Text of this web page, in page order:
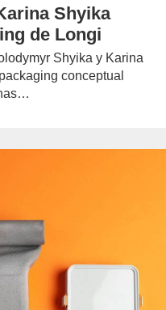
Shyika
de Longi
Shyika y Karina
conceptual